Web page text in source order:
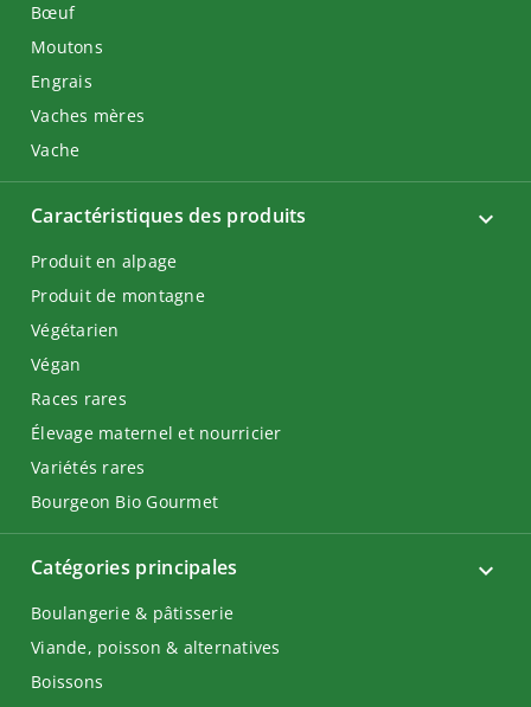
Bœuf
Moutons
Engrais
Vaches mères
Vache
Catégories principales
Boulangerie & pâtisserie
Viande, poisson & alternatives
Boissons
Caractéristiques des produits
Produit en alpage
Produit de montagne
Végétarien
Végan
Races rares
Élevage maternel et nourricier
Variétés rares
Bourgeon Bio Gourmet